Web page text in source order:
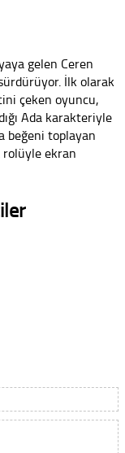
gelen Ceren
İlk olarak
çeken oyuncu,
Ada karakteriyle
beğeni toplayan
ekran